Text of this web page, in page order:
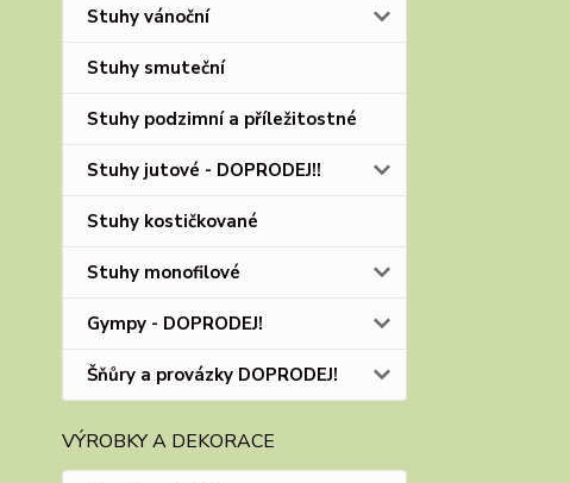
Stuhy vánoční
Stuhy smuteční
Stuhy podzimní a příležitostné
Stuhy jutové - DOPRODEJ!!
Stuhy kostičkované
Stuhy monofilové
Gympy - DOPRODEJ!
Šňůry a provázky DOPRODEJ!
VÝROBKY A DEKORACE